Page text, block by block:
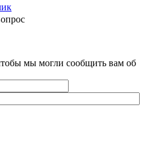
мы могли сообщить вам об